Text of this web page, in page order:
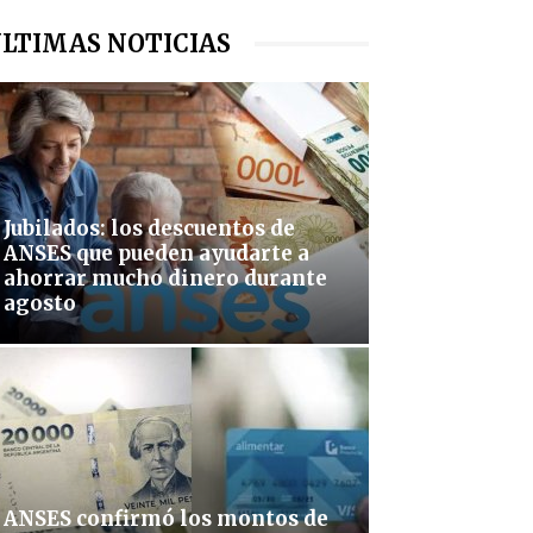
NOTICIAS
Jubilados: los descuentos de
ANSES que pueden ayudarte a
ahorrar mucho dinero durante
agosto
ANSES confirmó los montos de